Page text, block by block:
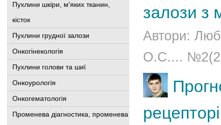
Пухлини шкіри, м'яких тканин,
кісток
Пухлини грудної залози
Онкогінекологія
Пухлини голови та шиї
Онкоурологія
Онкогематологія
Променева діагностика, променева
залози з
Автори:
О.С....